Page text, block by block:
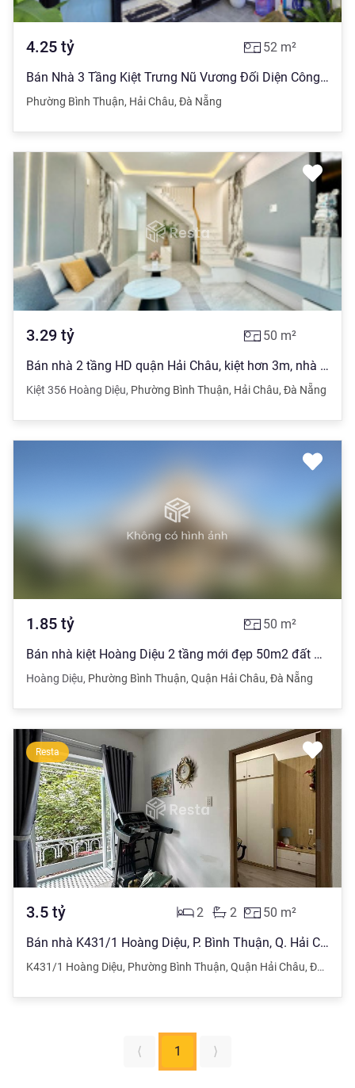
4.25 tỷ 52 m²
Bán Nhà 3 Tầng Kiệt Trưng Nũ Vương Đối Diện Công Viên
Phường Bình Thuận, Hải Châu, Đà Nẵng
3.29 tỷ 50 m²
Bán nhà 2 tầng HD quận Hải Châu, kiệt hơn 3m, nhà đầy đủ nội thất vào ở liền
Kiệt 356 Hoàng Diệu, Phường Bình Thuận, Hải Châu, Đà Nẵng
1.85 tỷ 50 m²
Bán nhà kiệt Hoàng Diệu 2 tầng mới đẹp 50m2 đất giá chỉ 1,85 tỷ
Hoàng Diệu, Phường Bình Thuận, Quận Hải Châu, Đà Nẵng
Resta
3.5 tỷ 50 m²
2
2
Bán nhà K431/1 Hoàng Diệu, P. Bình Thuận, Q. Hải Châu, Tp. Đà Nẵng
K431/1 Hoàng Diệu, Phường Bình Thuận, Quận Hải Châu, Đà Nẵng
⟨ 1 ⟩